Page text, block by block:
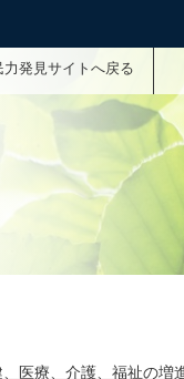
発見サイトへ戻る
医療、介護、福祉の増